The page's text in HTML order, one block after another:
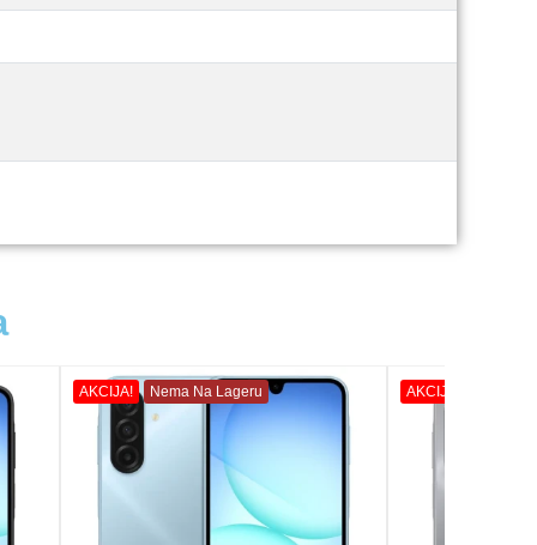
AKCIJA! Nema Na Lageru AKCIJA!